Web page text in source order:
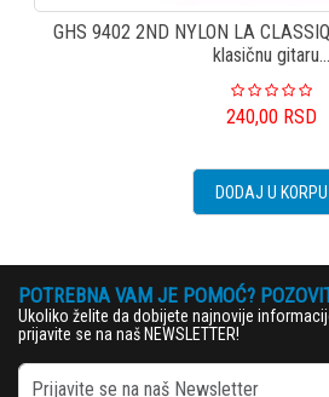
GHS 9402 2ND NYLON LA
klasičnu gitaru...
240,00 RSD
DODAJ U KORPU
POTREBNA VAM JE POMOĆ?
Ukoliko želite da dobijete najnovije
prijavite se na naš NEWSLETTER!